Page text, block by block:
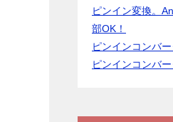
ピンイン変換。
部OK！
ピンインコンバ
ピンインコンバ